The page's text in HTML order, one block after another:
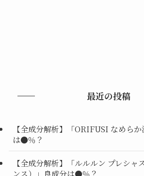
最近の投稿
【全成分解析】「ORIFUSI なめら
は●％？
【全成分解析】「ルルルン プレシャ
ンス）」良成分は●％？